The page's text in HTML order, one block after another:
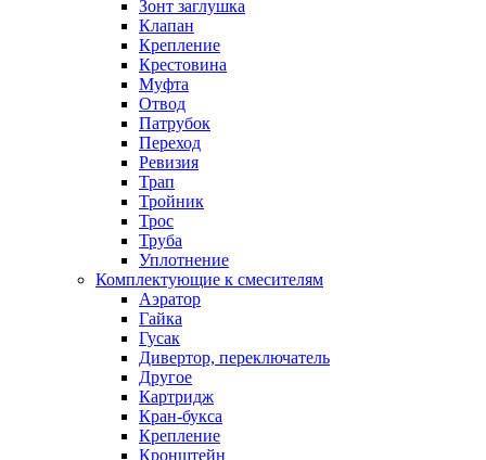
Зонт заглушка
Клапан
Крепление
Крестовина
Муфта
Отвод
Патрубок
Переход
Ревизия
Трап
Тройник
Трос
Труба
Уплотнение
Комплектующие к смесителям
Аэратор
Гайка
Гусак
Дивертор, переключатель
Другое
Картридж
Кран-букса
Крепление
Кронштейн